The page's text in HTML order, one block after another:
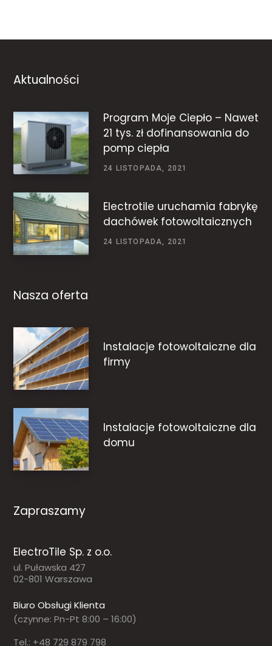
Aktualności
Program Moje Ciepło – Nawet
21 tys. zł dofinansowania do
pomp ciepła
24 LISTOPADA, 2021
Electrotile uruchamia fabrykę
dachówek fotowoltaicznych
24 LISTOPADA, 2021
Nasza oferta
Instalacje fotowoltaiczne dla
firmy
Instalacje fotowoltaiczne dla
domu
Zapraszamy
ElectroTile Sp. z o.o.
ul. Puławska 427
02-801 Warszawa
Biuro Obsługi Klienta
(czynne: Pn-Pt 8:00 – 16:00)
Tel.: +48 729 879 798